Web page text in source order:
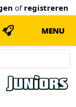
of registreren
MENU